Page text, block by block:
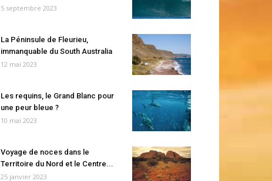
5 septembre 2023
La Péninsule de Fleurieu,
immanquable du South Australia
12 mai 2023
Les requins, le Grand Blanc pour
une peur bleue ?
10 mai 2023
Voyage de noces dans le
Territoire du Nord et le Centre...
25 janvier 2023